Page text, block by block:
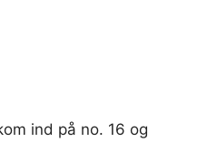
ind på no. 16 og